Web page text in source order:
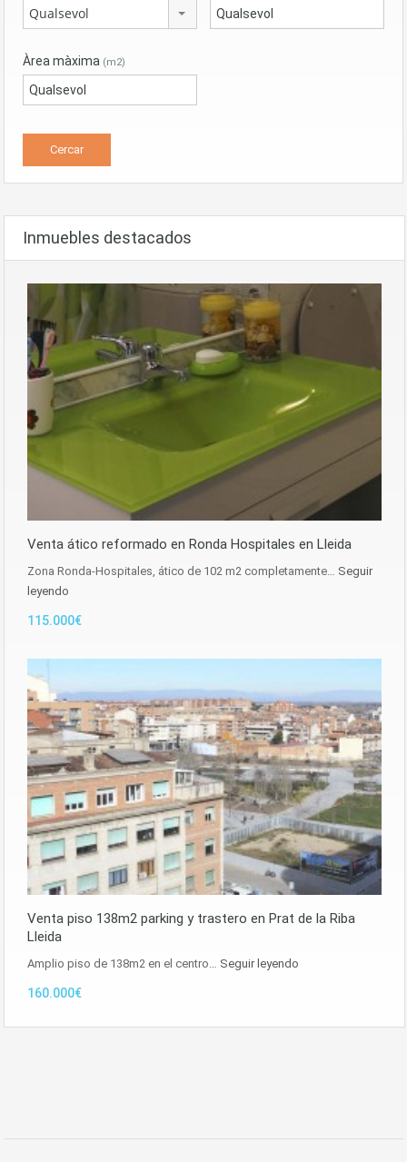
Qualsevol
Àrea màxima (m2)
Inmuebles destacados
Venta ático reformado en Ronda Hospitales en Lleida
Zona Ronda-Hospitales, ático de 102 m2 completamente… Seguir
leyendo
115.000€
Venta piso 138m2 parking y trastero en Prat de la Riba
Lleida
Amplio piso de 138m2 en el centro… Seguir leyendo
160.000€